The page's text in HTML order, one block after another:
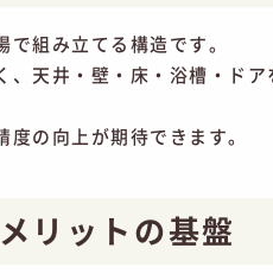
組み立てる構造です。
、天井・壁・床・浴槽・ド
の向上が期待できます。
リットの基盤